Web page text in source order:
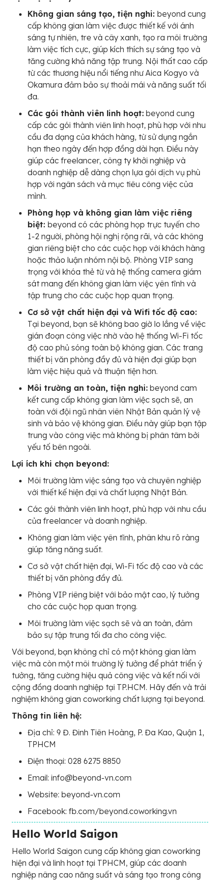
Không gian sáng tạo, tiện nghi: beyond cung
cấp không gian làm việc được thiết kế với ánh
sáng tự nhiên, tre và cây xanh, tạo ra môi trường
làm việc tích cực, giúp kích thích sự sáng tạo và
tăng cường khả năng tập trung. Nội thất cao cấp
từ các thương hiệu nổi tiếng như Aica Kogyo và
Okamura đảm bảo sự thoải mái và năng suất tối
đa.
Các gói thành viên linh hoạt: beyond cung
cấp các gói thành viên linh hoạt, phù hợp với nhu
cầu đa dạng của khách hàng, từ sử dụng ngắn
hạn theo ngày đến hợp đồng dài hạn. Điều này
giúp các freelancer, công ty khởi nghiệp và
doanh nghiệp dễ dàng chọn lựa gói dịch vụ phù
hợp với ngân sách và mục tiêu công việc của
mình.
Phòng họp và không gian làm việc riêng
biệt: beyond có các phòng họp trực tuyến cho
1-2 người, phòng hội nghị rộng rãi, và các không
gian riêng biệt cho các cuộc họp với khách hàng
hoặc thảo luận nhóm nội bộ. Phòng VIP sang
trọng với khóa thẻ từ và hệ thống camera giám
sát mang đến không gian làm việc yên tĩnh và
tập trung cho các cuộc họp quan trọng.
Cơ sở vật chất hiện đại và Wifi tốc độ cao:
Tại beyond, bạn sẽ không bao giờ lo lắng về việc
gián đoạn công việc nhờ vào hệ thống Wi-Fi tốc
độ cao phủ sóng toàn bộ không gian. Các trang
thiết bị văn phòng đầy đủ và hiện đại giúp bạn
làm việc hiệu quả và thuận tiện hơn.
Môi trường an toàn, tiện nghi: beyond cam
kết cung cấp không gian làm việc sạch sẽ, an
toàn với đội ngũ nhân viên Nhật Bản quản lý vệ
sinh và bảo vệ không gian. Điều này giúp bạn tập
trung vào công việc mà không bị phân tâm bởi
yếu tố bên ngoài.
Lợi ích khi chọn beyond:
Môi trường làm việc sáng tạo và chuyên nghiệp
với thiết kế hiện đại và chất lượng Nhật Bản.
Các gói thành viên linh hoạt, phù hợp với nhu cầu
của freelancer và doanh nghiệp.
Không gian làm việc yên tĩnh, phân khu rõ ràng
giúp tăng năng suất.
Cơ sở vật chất hiện đại, Wi-Fi tốc độ cao và các
thiết bị văn phòng đầy đủ.
Phòng VIP riêng biệt với bảo mật cao, lý tưởng
cho các cuộc họp quan trọng.
Môi trường làm việc sạch sẽ và an toàn, đảm
bảo sự tập trung tối đa cho công việc.
Với beyond, bạn không chỉ có một không gian làm
việc mà còn một môi trường lý tưởng để phát triển ý
tưởng, tăng cường hiệu quả công việc và kết nối với
cộng đồng doanh nghiệp tại TP.HCM. Hãy đến và trải
nghiệm không gian coworking chất lượng tại beyond.
Thông tin liên hệ:
Địa chỉ: 9 Đ. Đinh Tiên Hoàng, P. Đa Kao, Quận 1,
TPHCM
Điện thoại: 028 6275 8850
Email: info@beyond-vn.com
Website: beyond-vn.com
Facebook: fb.com/beyond.coworking.vn
Hello World Saigon
Hello World Saigon cung cấp không gian coworking
hiện đại và linh hoạt tại TPHCM, giúp các doanh
nghiệp nâng cao năng suất và sáng tạo trong công